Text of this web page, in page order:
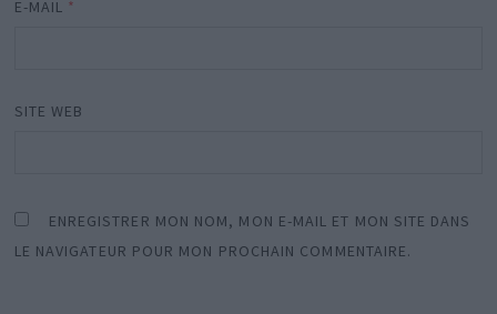
E-MAIL *
SITE WEB
ENREGISTRER MON NOM, MON E-MAIL ET MON SITE DANS
LE NAVIGATEUR POUR MON PROCHAIN COMMENTAIRE.